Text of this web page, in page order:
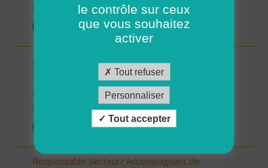
07/07/2026
POSTULER
Auxiliaire de vie - secteur Mirande (H/F)
Responsable Secteur/ Accompagnant de
le contrôle sur ceux
que vous souhaitez
activer
Tout refuser
Personnaliser
Tout accepter